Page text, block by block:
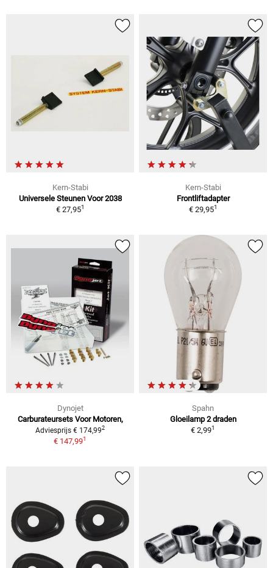
Kern-Stabi
Universele Steunen Voor 2038
€ 27,951
Kern-Stabi
Frontliftadapter
€ 29,951
Dynojet
Carburateursets Voor Motoren,
Adviesprijs € 174,992
€ 147,991
Spahn
Gloeilamp 2 draden
€ 2,991